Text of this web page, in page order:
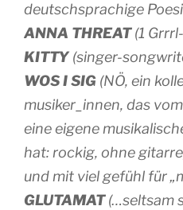
deutschsprachige
ANNA THREAT(1
KITTY (singer-
WOS I SIG (NÖ, ein
musiker_innen, das
eine eigene
hat: rockig, ohne
und mit viel gefühl für
GLUTAMAT(…seltsam